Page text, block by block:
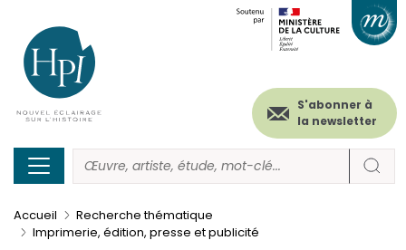
contenu
principal
Menu
secondaire
(header)
S'abonner à
la newsletter
Accueil
Recherche thématique
Imprimerie, édition, presse et publicité